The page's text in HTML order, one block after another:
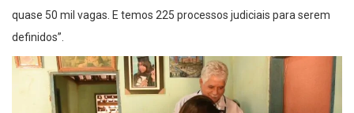
quase 50 mil vagas. E temos 225 processos judiciais para serem
definidos”.